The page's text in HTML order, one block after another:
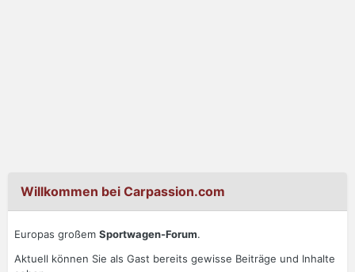
Willkommen bei Carpassion.com
Europas großem Sportwagen-Forum.
Aktuell können Sie als Gast bereits gewisse Beiträge und Inhalte